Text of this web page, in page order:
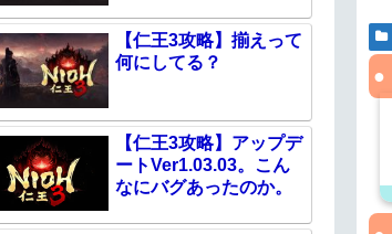
【仁王3攻略】揃えって
何にしてる？
【仁王3攻略】アップデ
ートVer1.03.03。こん
なにバグあったのか。